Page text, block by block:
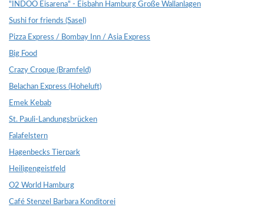
"INDOO Eisarena" - Eisbahn Hamburg Große Wallanlagen
Sushi for friends (Sasel)
Pizza Express / Bombay Inn / Asia Express
Big Food
Crazy Croque (Bramfeld)
Belachan Express (Hoheluft)
Emek Kebab
St. Pauli-Landungsbrücken
Falafelstern
Hagenbecks Tierpark
Heiligengeistfeld
O2 World Hamburg
Café Stenzel Barbara Konditorei